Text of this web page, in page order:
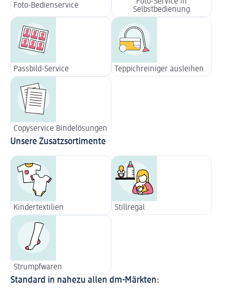
Foto-Bedienservice
Foto-Service in
Selbstbedienung
Passbild-Service Teppichreiniger ausleihen
Copyservice Bindelösungen
Unsere Zusatzsortimente
Kindertextilien Stillregal
Strumpfwaren
Standard in nahezu allen dm-Märkten: